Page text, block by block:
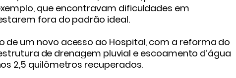
que encontravam dificuldades em
fora do padrão ideal.
um novo acesso ao Hospital, com a reforma do
de drenagem pluvial e escoamento d’água
2,5 quilômetros recuperados.